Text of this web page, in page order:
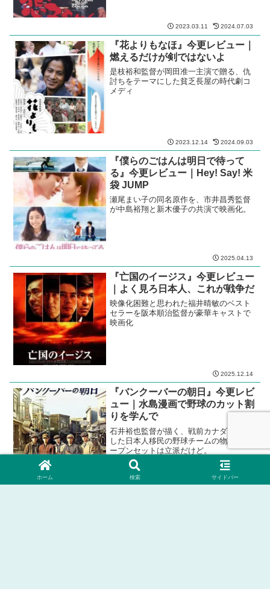
2023.03.11 2024.07.03
『花よりもなほ』今更レビュー｜
燃えるだけが剣ではないよ
是枝裕和監督が岡田准一主演で贈る、仇
討ちをテーマにした貧乏長屋の時代劇コ
メディ
2023.12.14 2024.09.03
『僕らのごはんは明日で待って
る』今更レビュー｜Hey! Say! 米
袋 JUMP
瀬尾まい子の同名原作を、市井昌秀監督
が中島裕翔と新木優子の共演で映画化。
2025.04.13
『亡国のイージス』今更レビュー
｜よく見ろ日本人、これが戦争だ
映像化困難と思われた福井晴敏のベスト
セラーを阪本順治監督が豪華キャストで
映画化
2025.12.14
『バンクーバーの朝日』今更レビ
ュー｜水島漫画で野球のカット割
りを学んで
石井裕也監督が描く、戦前カナダに実在
した日本人移民の野球チームの物語。オ
ープンセットは立派だけど。
ホーム 検索 サイドバー